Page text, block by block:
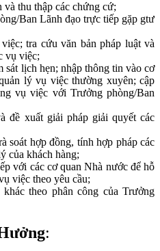
và thu thập các chứng cứ;
Ban Lãnh đạo trực tiếp gặp gtư
tra cứu văn bản pháp luật và
vụ việc;
sát lịch hẹn; nhập thông tin vào cơ
lý vụ việc thường xuyên; cập
vụ việc với Trưởng phòng/Ban
đề xuất giải pháp giải quyết các
soát hợp đồng, tính hợp pháp các
của khách hàng;
với các cơ quan Nhà nước để hỗ
việc theo yêu cầu;
theo phân công của Trưởng
: